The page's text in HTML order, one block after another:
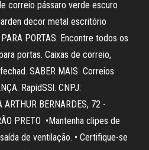
correio pássaro verde escuro
decor metal escritório
PORTAS. Encontre todos os
portas. Caixas de correio,
SABER MAIS Correios
RapidSSl. CNPJ:
BERNARDES, 72 -
PRETO •Mantenha clipes de
de ventilação. • Certifique-se